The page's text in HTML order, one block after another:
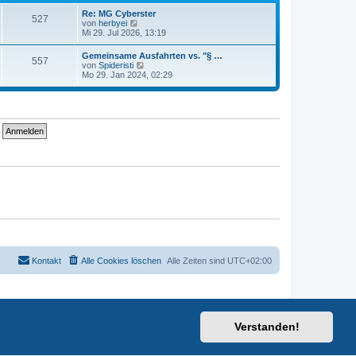
Verstanden!
i
t
a
g
e
r
B
e
i
t
a
g
527
Re: MG Cyberster
von herbyei
e
e
s
t
e
r
i
Mi 29. Jul 2026, 13:19
557
Gemeinsame Ausfahrten vs. "§ …
von Spideristi
e
e
e
t
Mo 29. Jan 2024, 02:29
Alle Zeiten sind UTC+02:00
Alle Cookies löschen
Kontakt